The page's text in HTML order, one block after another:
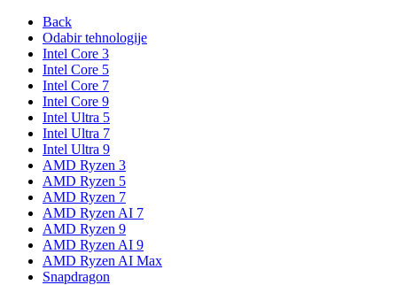
Back
Odabir tehnologije
Intel Core 3
Intel Core 5
Intel Core 7
Intel Core 9
Intel Ultra 5
Intel Ultra 7
Intel Ultra 9
AMD Ryzen 3
AMD Ryzen 5
AMD Ryzen 7
AMD Ryzen AI 7
AMD Ryzen 9
AMD Ryzen AI 9
AMD Ryzen AI Max
Snapdragon